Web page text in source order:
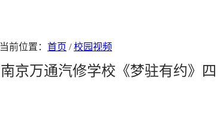
当前位置： 首页 /校园视频
南京万通汽修学校《梦驻有约》四